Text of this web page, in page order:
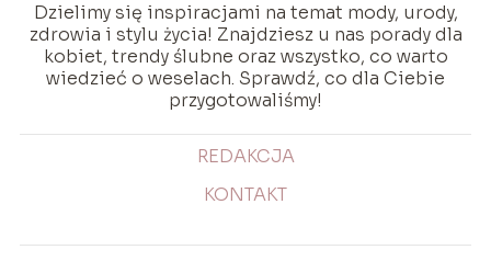
Dzielimy się inspiracjami na temat mody, urody,
zdrowia i stylu życia! Znajdziesz u nas porady dla
kobiet, trendy ślubne oraz wszystko, co warto
wiedzieć o weselach. Sprawdź, co dla Ciebie
przygotowaliśmy!
REDAKCJA
KONTAKT